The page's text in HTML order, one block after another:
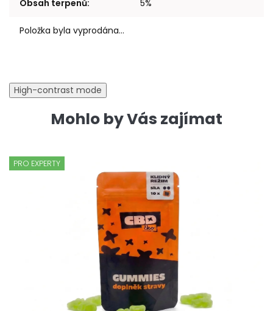
Obsah terpenů: 5%
Položka byla vyprodána…
High-contrast mode
Mohlo by Vás zajímat
PRO EXPERTY